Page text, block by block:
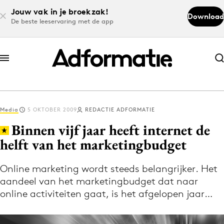
Jouw vak in je broekzak!
De beste leeservaring met de app
Download
Abonneer nu
Abonneer nu
Log in
Download de app
Volg het laatste nieuws via de Adformatie
Nieuws app
Media 5 OKTOBER 2009 REDACTIE ADFORMATIE
Binnen vijf jaar heeft internet de
helft van het marketingbudget
Online marketing wordt steeds belangrijker. Het
aandeel van het marketingbudget dat naar
online activiteiten gaat, is het afgelopen jaar…